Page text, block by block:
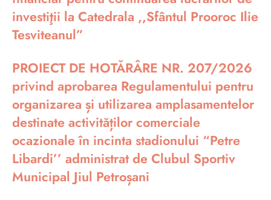
investiţii la Catedrala ,,Sfântul Prooroc Ilie
Tesviteanul”
PROIECT DE HOTĂRÂRE NR. 207/2026
privind aprobarea Regulamentului pentru
organizarea și utilizarea amplasamentelor
destinate activităților comerciale
ocazionale în incinta stadionului “Petre
Libardi’’ administrat de Clubul Sportiv
Municipal Jiul Petroșani